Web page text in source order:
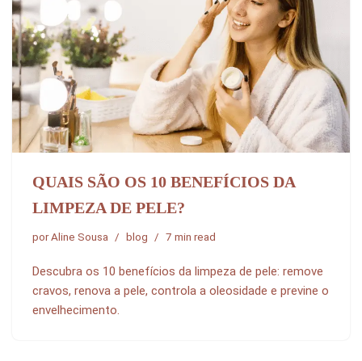
QUAIS SÃO OS 10 BENEFÍCIOS DA
LIMPEZA DE PELE?
porAline Sousa blog 7 min read
Descubra os 10 benefícios da limpeza de pele: remove
cravos, renova a pele, controla a oleosidade e previne o
envelhecimento.